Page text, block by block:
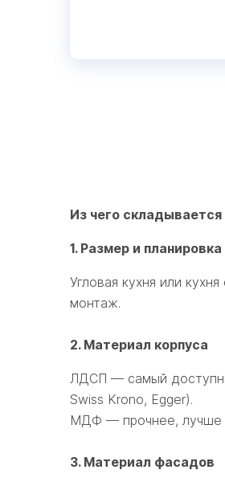
Из чего складывается
1. Размер и планировка
Угловая кухня или
монтаж.
2. Материал корпуса
ЛДСП — самый
Swiss Krono, Egger).
МДФ — прочнее, лучше
3. Материал фасадов